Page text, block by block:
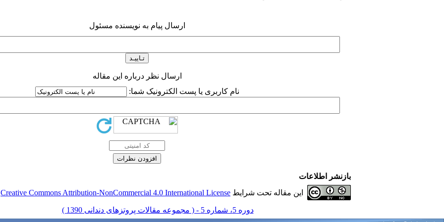
ارسال پیام به نویسنده مسئول
ارسال نظر درباره این مقاله
نام کاربری یا پست الکترونیک شما:
بازنشر اطلاعات
این مقاله تحت شرایط Creative Commons Attribution-NonCommercial 4.0 International License
دوره 5، شماره 5 - ( مجموعه مقالات پروتزهای دندانی 1390 )